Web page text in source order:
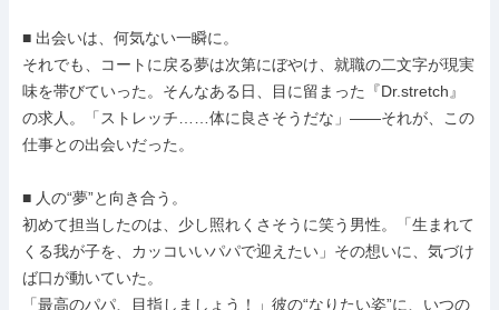
■ 出会いは、何気ない一瞬に。
それでも、コートに戻る夢は次第にぼやけ、就職の二文字が現実
味を帯びていった。そんなある日、目に留まった『Dr.stretch』
の求人。「ストレッチ……体に良さそうだな」――それが、この
仕事との出会いだった。
■ 人の“夢”と向き合う。
初めて担当したのは、少し照れくさそうに笑う男性。「生まれて
くる我が子を、カッコいいパパで迎えたい」その想いに、気づけ
ば口が動いていた。
「最高のパパ、目指しましょう！」彼の“なりたい姿”に、いつの